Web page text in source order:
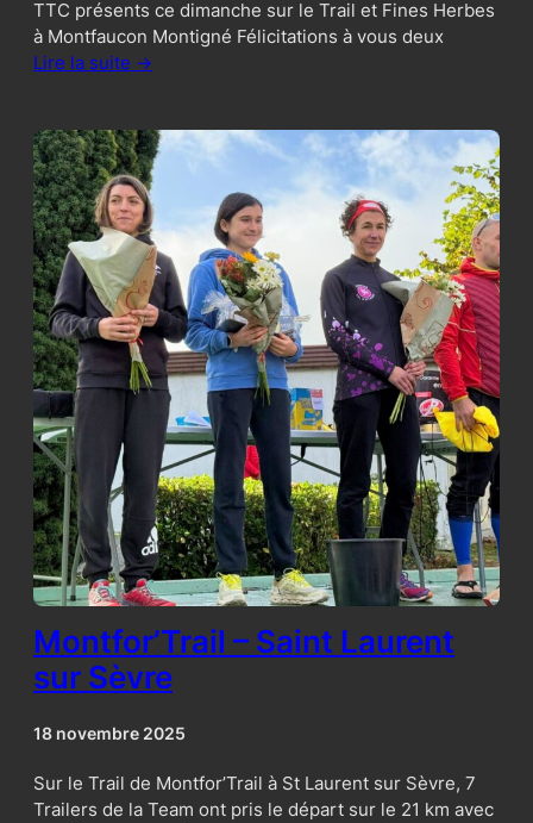
TTC présents ce dimanche sur le Trail et Fines Herbes
à Montfaucon Montigné Félicitations à vous deux
Lire la suite ->
Montfor’Trail – Saint Laurent
sur Sèvre
18 novembre 2025
Sur le Trail de Montfor’Trail à St Laurent sur Sèvre, 7
Trailers de la Team ont pris le départ sur le 21 km avec